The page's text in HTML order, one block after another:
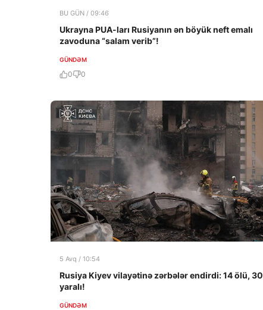
BU GÜN / 09:46
Ukrayna PUA-ları Rusiyanın ən böyük neft emalı
zavoduna “salam verib”!
GÜNDƏM
0 0
5 Avq / 10:54
Rusiya Kiyev vilayətinə zərbələr endirdi: 14 ölü, 30
yaralı!
GÜNDƏM